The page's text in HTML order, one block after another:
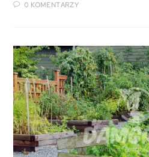
0 KOMENTARZY